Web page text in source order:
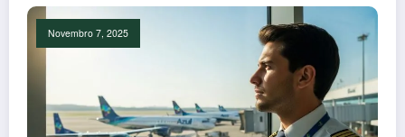
Novembro 7, 2025